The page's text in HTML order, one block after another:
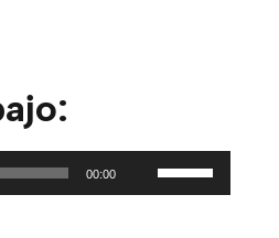
00:00